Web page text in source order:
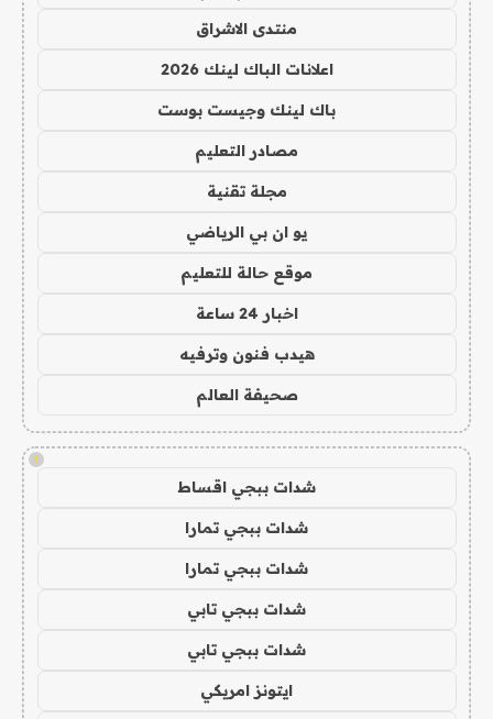
منتدى الاشراق
اعلانات الباك لينك 2026
باك لينك وجيست بوست
مصادر التعليم
مجلة تقنية
يو ان بي الرياضي
موقع حالة للتعليم
اخبار 24 ساعة
هيدب فنون وترفيه
صحيفة العالم
!
شدات ببجي اقساط
شدات ببجي تمارا
شدات ببجي تمارا
شدات ببجي تابي
شدات ببجي تابي
ايتونز امريكي